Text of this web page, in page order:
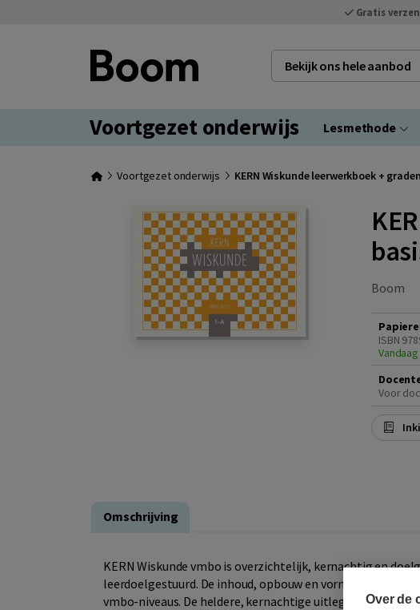
Gratis
Bekijk ons hele aanbod
Voortgezet onderwijs Lesmethode
Voortgezet onderwijs KERN Wiskunde leerwerkboek +
Boom
ISBN
Voor
Omschrijving
KERN Wiskunde vmbo is overzichtelijk, kernachtig en
leerdoelgestuurd. De inhoud, opbouw en vormgeving van
vmbo-niveaus. De heldere, kernachtige uitleg en deOver de